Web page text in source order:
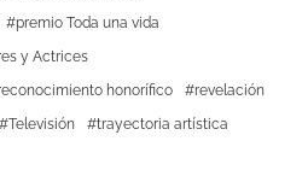
premio Toda una vida
y Actrices
honorífico
revelación
Televisión
trayectoria artística